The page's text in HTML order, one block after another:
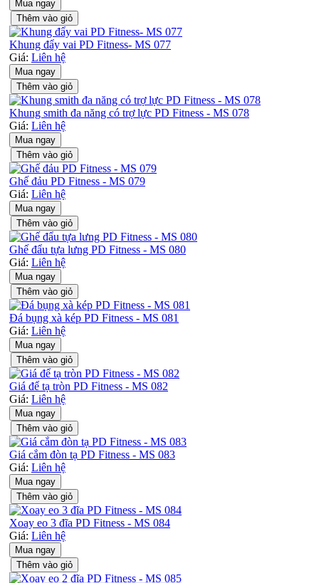
Mua ngay
Thêm vào giỏ
Khung đẩy vai PD Fitness- MS 077
Giá: Liên hệ
Mua ngay
Thêm vào giỏ
Khung smith đa năng có trợ lực PD Fitness - MS 078
Giá: Liên hệ
Mua ngay
Thêm vào giỏ
Ghế đảu PD Fitness - MS 079
Giá: Liên hệ
Mua ngay
Thêm vào giỏ
Ghế đẩu tựa lưng PD Fitness - MS 080
Giá: Liên hệ
Mua ngay
Thêm vào giỏ
Đá bụng xà kép PD Fitness - MS 081
Giá: Liên hệ
Mua ngay
Thêm vào giỏ
Giá để tạ tròn PD Fitness - MS 082
Giá: Liên hệ
Mua ngay
Thêm vào giỏ
Giá cắm đòn tạ PD Fitness - MS 083
Giá: Liên hệ
Mua ngay
Thêm vào giỏ
Xoay eo 3 đĩa PD Fitness - MS 084
Giá: Liên hệ
Mua ngay
Thêm vào giỏ